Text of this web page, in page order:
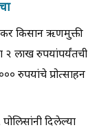
किसान ऋणमुक्ती
लाख रुपयांपर्यंतची
रुपयांचे प्रोत्साहन
दिलेल्या